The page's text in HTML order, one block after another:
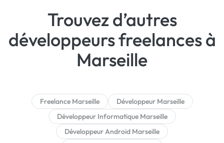
Trouvez d’autres
développeurs freelances à
Marseille
Freelance Marseille
Développeur Marseille
Développeur Informatique Marseille
Développeur Android Marseille